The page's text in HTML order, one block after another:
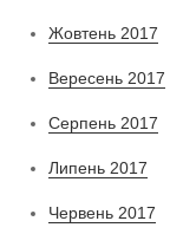
Жовтень 2017
Вересень 2017
Серпень 2017
Липень 2017
Червень 2017